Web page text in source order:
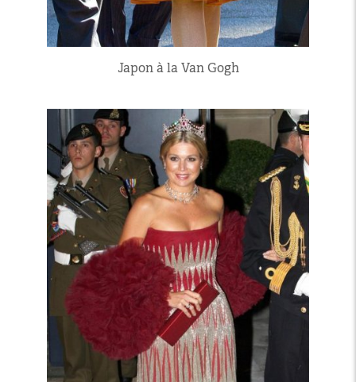
Japon à la Van Gogh